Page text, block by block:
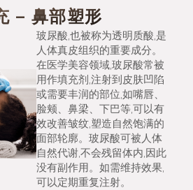
– 鼻部塑形
玻尿酸,也被称为透明质酸,是
人体真皮组织的重要成分。
在医学美容领域,玻尿酸常被
用作填充剂,注射到皮肤凹陷
或需要丰润的部位,如嘴唇、
脸颊、鼻梁、下巴等,可以有
效改善皱纹,塑造自然饱满的
面部轮廓。玻尿酸可被人体
自然代谢,不会残留体内,因此
没有副作用。如需维持效果,
可以定期重复注射。